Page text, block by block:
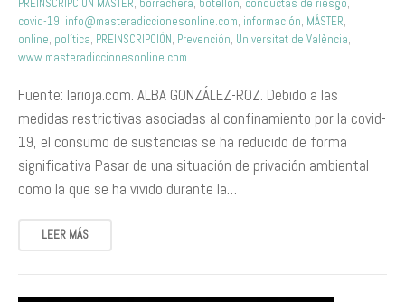
PREINSCRIPCIÓN MÁSTER, borrachera, botellón, conductas de riesgo,
covid-19, info@masteradiccionesonline.com, información, MÁSTER,
online, política, PREINSCRIPCIÓN, Prevención, Universitat de València,
www.masteradiccionesonline.com
Fuente: larioja.com. ALBA GONZÁLEZ-ROZ. Debido a las
medidas restrictivas asociadas al confinamiento por la covid-
19, el consumo de sustancias se ha reducido de forma
significativa Pasar de una situación de privación ambiental
como la que se ha vivido durante la…
LEER MÁS